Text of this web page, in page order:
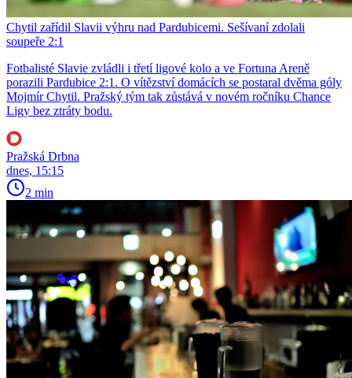
Chytil zařídil Slavii výhru nad Pardubicemi. Sešívaní zdolali
soupeře 2:1
Fotbalisté Slavie zvládli i třetí ligové kolo a ve Fortuna Areně
porazili Pardubice 2:1. O vítězství domácích se postaral dvěma góly
Mojmír Chytil. Pražský tým tak zůstává v novém ročníku Chance
Ligy bez ztráty bodu.
Pražská Drbna
dnes, 15:15
2 min